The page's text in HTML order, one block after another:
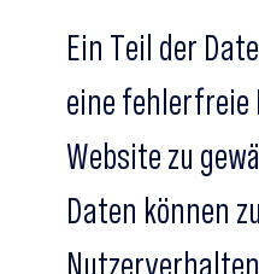
Ein Teil der
eine
Website zu
Daten können